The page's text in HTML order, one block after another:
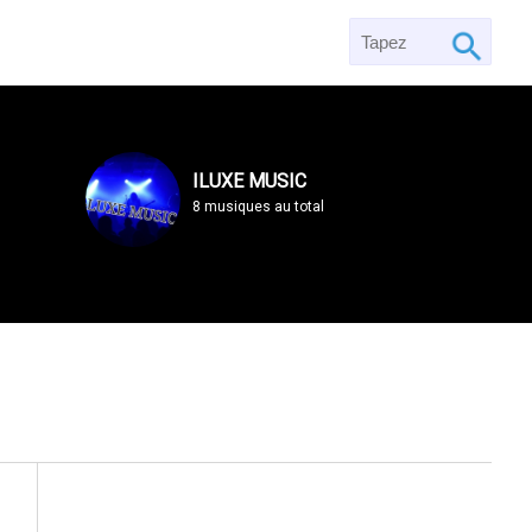
ILUXE MUSIC
8 musiques au total